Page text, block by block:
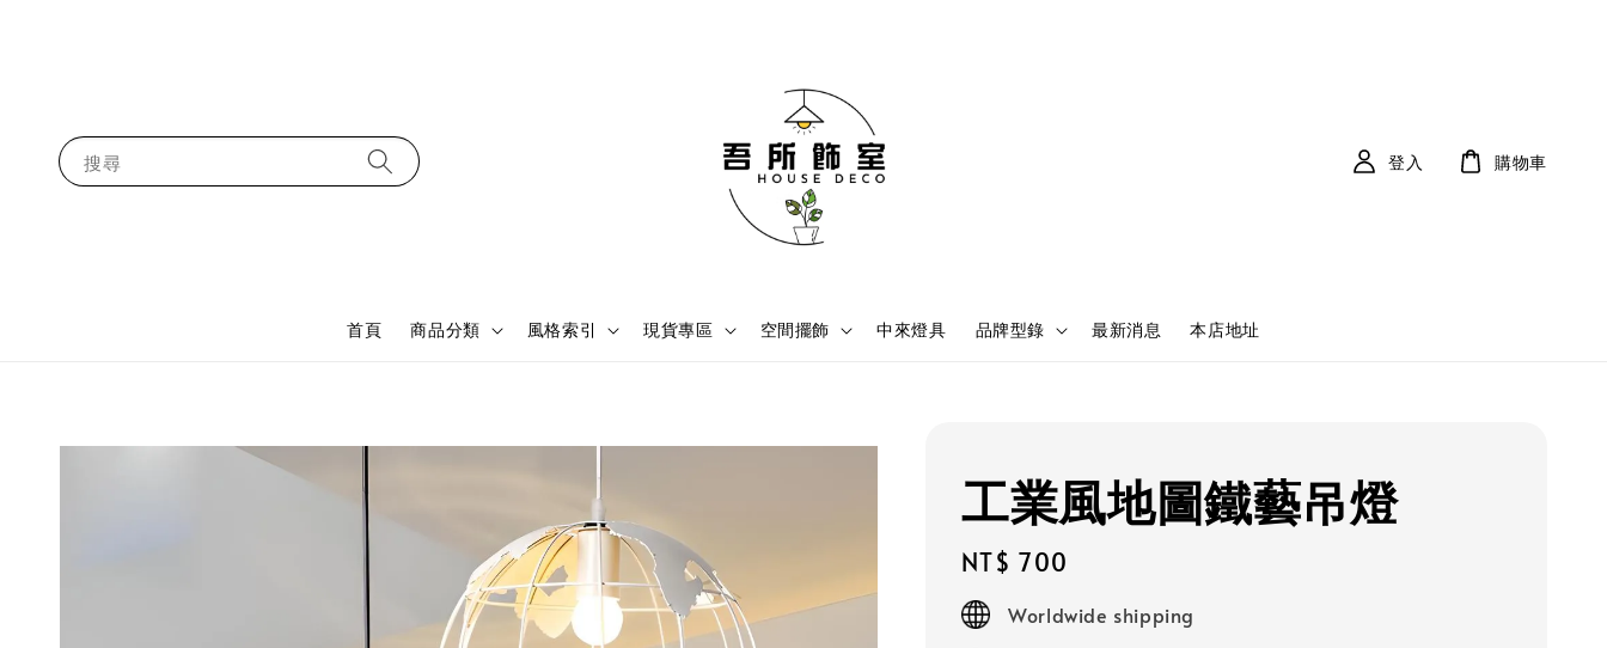
搜尋
首頁 商品分類 風格索引 現貨專區 空間擺飾 中來燈具 品牌型錄 最新消息 本店地址
登入 購物車
工業風地圖鐵藝吊燈
Regular
price
NT$ 700
Worldwide shipping